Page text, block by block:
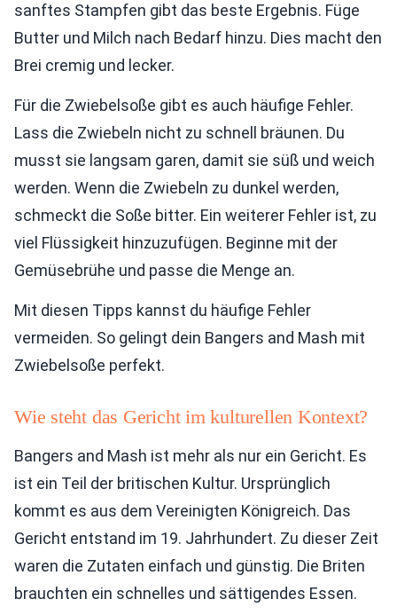
sanftes Stampfen gibt das beste Ergebnis. Füge
Butter und Milch nach Bedarf hinzu. Dies macht den
Brei cremig und lecker.
Für die Zwiebelsoße gibt es auch häufige Fehler.
Lass die Zwiebeln nicht zu schnell bräunen. Du
musst sie langsam garen, damit sie süß und weich
werden. Wenn die Zwiebeln zu dunkel werden,
schmeckt die Soße bitter. Ein weiterer Fehler ist, zu
viel Flüssigkeit hinzuzufügen. Beginne mit der
Gemüsebrühe und passe die Menge an.
Mit diesen Tipps kannst du häufige Fehler
vermeiden. So gelingt dein Bangers and Mash mit
Zwiebelsoße perfekt.
Wie steht das Gericht im kulturellen Kontext?
Bangers and Mash ist mehr als nur ein Gericht. Es
ist ein Teil der britischen Kultur. Ursprünglich
kommt es aus dem Vereinigten Königreich. Das
Gericht entstand im 19. Jahrhundert. Zu dieser Zeit
waren die Zutaten einfach und günstig. Die Briten
brauchten ein schnelles und sättigendes Essen.